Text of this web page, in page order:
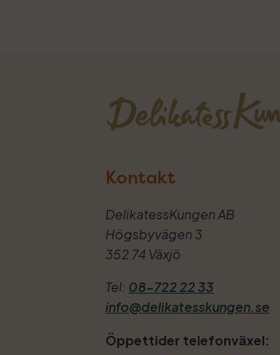
Kontakt
DelikatessKungen AB
Högsbyvägen 3
352 74 Växjö
Tel: 08-722 22 33
info@delikatesskungen.se
Öppettider telefonväxel: